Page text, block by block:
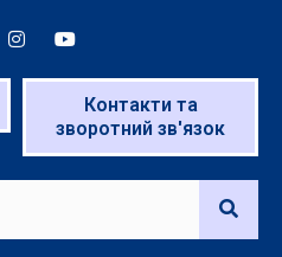
Контакти та
зворотний зв'язок